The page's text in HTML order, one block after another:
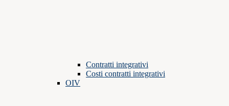
Contratti integrativi
Costi contratti integrativi
OIV